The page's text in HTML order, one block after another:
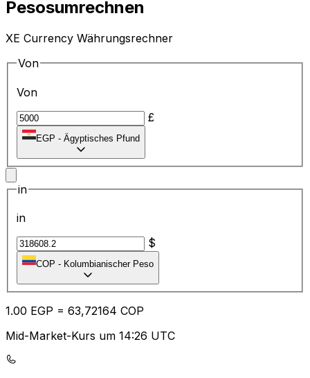
Pesosumrechnen
XE Currency Währungsrechner
Von
Von
£
EGP - Ägyptisches Pfund
in
in
$
COP - Kolumbianischer Peso
1.00 EGP = 63,72164 COP
Mid-Market-Kurs um 14:26 UTC